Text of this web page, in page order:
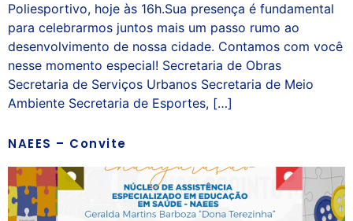
Poliesportivo, hoje às 16h.Sua presença é fundamental
para celebrarmos juntos mais um passo rumo ao
desenvolvimento de nossa cidade. Contamos com você
nesse momento especial! Secretaria de Obras
Secretaria de Serviços Urbanos Secretaria de Meio
Ambiente Secretaria de Esportes, […]
NAEES – Convite